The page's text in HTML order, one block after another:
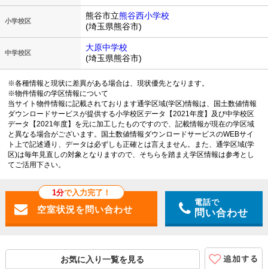
小学校区
熊谷市立熊谷西小学校
(埼玉県熊谷市)
中学校区
大原中学校
(埼玉県熊谷市)
※各種情報と現状に差異がある場合は、現状優先となります。
※物件情報の学区情報について
当サイト物件情報に記載されております通学区域(学区)情報は、国土数値情報
ダウンロードサービスが提供する小学校区データ【2021年度】及び中学校区
データ【2021年度】を元に加工したものですので、記載情報が現在の学区域
と異なる場合がございます。国土数値情報ダウンロードサービスのWEBサイ
ト上で記述通り、データは必ずしも正確とは言えません。また、通学区域(学
区)は毎年見直しの対象となりますので、そちらを踏まえ学区情報は参考とし
てご活用下さい。
1分で入力完了！
電話で
問い合わせ
お気に入り一覧を見る